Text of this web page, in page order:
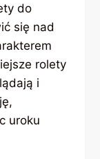
do
się nad
rolety
i
uroku